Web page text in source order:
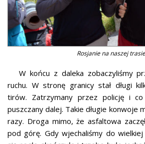
Rosjanie na naszej
W końcu z daleka zobaczyliśmy
ruchu. W stronę granicy stał długi
tirów. Zatrzymany przez policję i
puszczany dalej. Takie długie konwoje
razy. Droga mimo, że asfaltowa
pod górę. Gdy wjechaliśmy do